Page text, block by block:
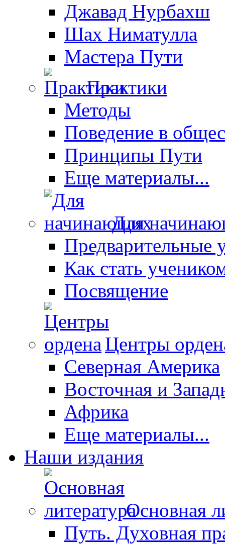
Джавад Нурбахш
Шах Ниматулла
Мастера Пути
Практики
Методы
Поведение в
Принципы Пути
Еще материалы...
Для
Предварительные
Как стать
Посвящение
Центры
Северная Америка
Восточная и
Африка
Еще материалы...
Наши издания
Основная
Путь. Духовная